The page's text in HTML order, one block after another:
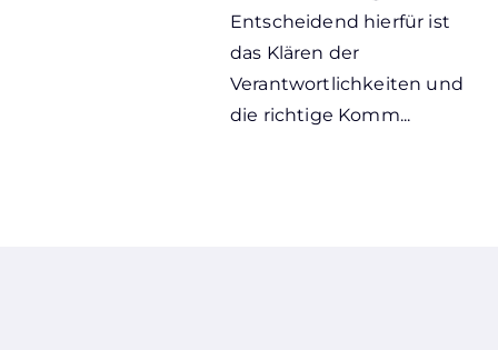
Entscheidend hierfür ist
das Klären der
Verantwortlichkeiten und
die richtige Komm...